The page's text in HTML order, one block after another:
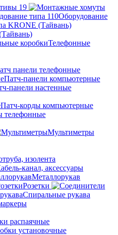
19
Оборудование
Телефонные
панели телефонные
Патч-панели компьютерные
панели настенные
Патч-корды компьютерные
Мультиметры
изолента
канал, аксессуары
Металлорукав
Розетки
Спиральные рукава
распаячные
установочные